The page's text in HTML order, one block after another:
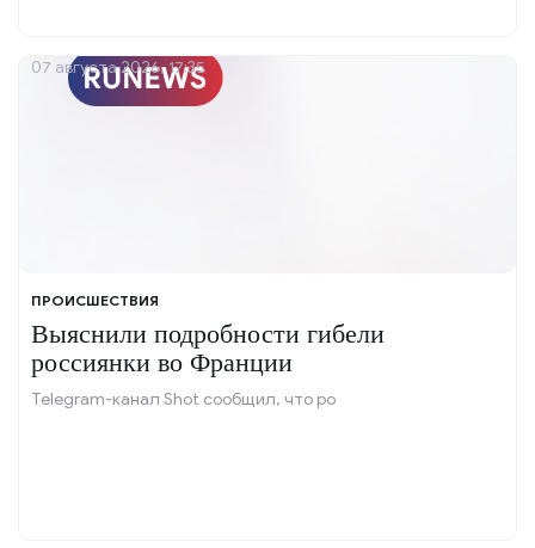
ПРОИСШЕСТВИЯ
Выяснили подробности гибели
россиянки во Франции
Telegram-канал Shot сообщил, что ро
07 августа 2026, 17:35